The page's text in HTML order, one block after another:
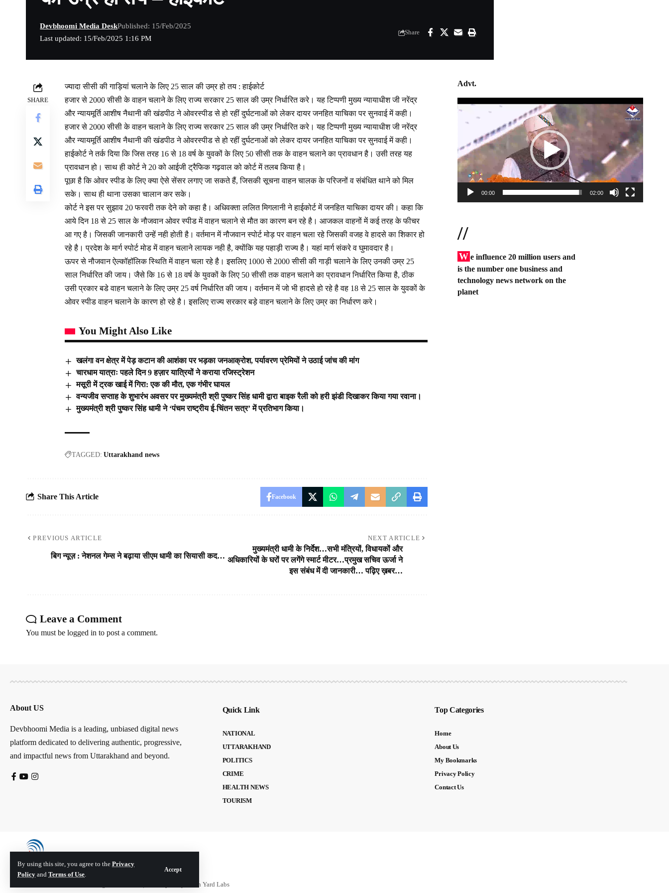
By using this site, you agree to the Privacy
Policy and Terms of Use.
Accept
Last updated: 15/Feb/2025 1:16 PM
Devbhoomi Media DeskPublished: 15/Feb/2025
Share
SHARE
ज्यादा सीसी की गाड़ियां चलाने के लिए 25 साल की उम्र हो तय : हाईकोर्ट
हजार से 2000 सीसी के वाहन चलाने के लिए राज्य सरकार 25 साल की उम्र निर्धारित करे। यह टिप्पणी मुख्य न्यायाधीश जी नरेंद्र
और न्यायमूर्ति आशीष नैथानी की खंडपीठ ने ओवरस्पीड से हो रहीं दुर्घटनाओं को लेकर दायर जनहित याचिका पर सुनवाई में कही।
हजार से 2000 सीसी के वाहन चलाने के लिए राज्य सरकार 25 साल की उम्र निर्धारित करे। यह टिप्पणी मुख्य न्यायाधीश जी नरेंद्र
और न्यायमूर्ति आशीष नैथानी की खंडपीठ ने ओवरस्पीड से हो रहीं दुर्घटनाओं को लेकर दायर जनहित याचिका पर सुनवाई में कही।
हाईकोर्ट ने तर्क दिया कि जिस तरह 16 से 18 वर्ष के युवकों के लिए 50 सीसी तक के वाहन चलाने का प्रावधान है। उसी तरह यह
प्रावधान हो। साथ ही कोर्ट ने 20 को आईजी ट्रैफिक गढ़वाल को कोर्ट में तलब किया है।
पूछा है कि ओवर स्पीड के लिए क्या ऐसे सेंसर लगाए जा सकते हैं, जिसकी सूचना वाहन चालक के परिजनों व संबंधित थाने को मिल
सके। साथ ही थाना उसका चालान कर सके।
कोर्ट ने इस पर सुझाव 20 फरवरी तक देने को कहा है। अधिवक्ता ललित मिगलानी ने हाईकोर्ट में जनहित याचिका दायर की। कहा कि
आये दिन 18 से 25 साल के नौजवान ओवर स्पीड में वाहन चलाने से मौत का कारण बन रहे है। आजकल वाहनों में कई तरह के फीचर
आ गए है। जिसकी जानकारी उन्हें नही होती है। वर्तमान में नौजवान स्पोर्ट मोड़ पर वाहन चला रहे जिसकी वजह वे हादसे का शिकार हो
रहे है। प्रदेश के मार्ग स्पोर्ट मोड में वाहन चलाने लायक नही है, क्योंकि यह पहाड़ी राज्य है। यहां मार्ग संकरे व घुमावदार है।
ऊपर से नौजवान ऐल्कॉहॉलिक स्थिति में वाहन चला रहे है। इसलिए 1000 से 2000 सीसी की गाड़ी चलाने के लिए उनकी उम्र 25
साल निर्धारित की जाय। जैसे कि 16 से 18 वर्ष के युवकों के लिए 50 सीसी तक वाहन चलाने का प्रावधान निर्धारित किया है, ठीक
उसी प्रकार बडे वाहन चलाने के लिए उम्र 25 वर्ष निर्धारित की जाय। वर्तमान में जो भी हादसे हो रहे है वह 18 से 25 साल के युवकों के
ओवर स्पीड वाहन चलाने के कारण हो रहे है। इसलिए राज्य सरकार बड़े वाहन चलाने के लिए उम्र का निर्धारण करे।
You Might Also Like
खलंगा वन क्षेत्र में पेड़ कटान की आशंका पर भड़का जनआक्रोश, पर्यावरण प्रेमियों ने उठाई जांच की मांग
चारधाम यात्राः पहले दिन 9 हज़ार यात्रियों ने कराया रजिस्ट्रेशन
मसूरी में ट्रक खाई में गिरा: एक की मौत, एक गंभीर घायल
वन्यजीव सप्ताह के शुभारंभ अवसर पर मुख्यमंत्री श्री पुष्कर सिंह धामी द्वारा बाइक रैली को हरी झंडी दिखाकर किया गया रवाना।
मुख्यमंत्री श्री पुष्कर सिंह धामी ने ‘पंचम राष्ट्रीय ई-चिंतन सत्र’ में प्रतिभाग किया।
TAGGED: Uttarakhand news
Share This Article Facebook
PREVIOUS ARTICLE
बिग न्यूज़ : नेशनल गेम्स ने बढ़ाया सीएम धामी का सियासी कद…
NEXT ARTICLE
मुख्यमंत्री धामी के निर्देश…सभी मंत्रियों, विधायकों और
अधिकारियों के घरों पर लगेंगे स्मार्ट मीटर…प्रमुख सचिव ऊर्जा ने
इस संबंध में दी जानकारी… पढ़िए ख़बर…
Leave a Comment
You must be logged in to post a comment.
Advt.
Video
00:00 02:00
//
W e influence 20 million users and
is the number one business and
technology news network on the
planet
About US
Devbhoomi Media is a leading, unbiased digital news
platform dedicated to delivering authentic, progressive,
and impactful news from Uttarakhand and beyond.
Quick Link
NATIONAL
UTTARAKHAND
POLITICS
CRIME
HEALTH NEWS
TOURISM
Top Categories
Home
About Us
My Bookmarks
Privacy Policy
Contact Us
Tech Yard Labs